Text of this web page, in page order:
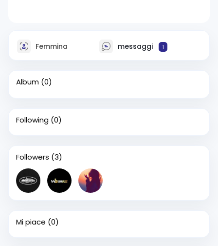
Femmina messaggi 1
Album (0)
Following (0)
Followers (3)
Mi piace (0)